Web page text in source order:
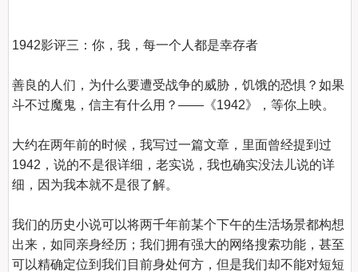
1942影评三：你，我，每一个人都是幸存者
善良的人们，为什么要遭受战争的威胁，饥饿的恐惧？如果
斗不过魔鬼，信主有什么用？——《1942》，等你上映。
大约在两年前的时候，我写过一篇文章，里面曾经提到过
1942，说的不是很详细，老实说，我也确实没法儿说的详
细，因为我本就不是很了解。
我们的历史小说可以将两千年前某个下午的生活场景都构想
出来，如同亲身经历；我们拥有强大的网络搜索功能，甚至
可以精确定位到我们目前身处何方，但是我们却不能对短短